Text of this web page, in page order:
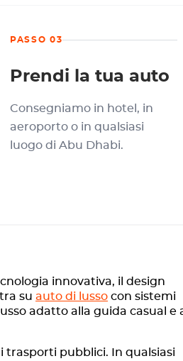
PASSO 03
Prendi la tua auto
Consegniamo in hotel, in
aeroporto o in qualsiasi
luogo di Abu Dhabi.
innovativa, il design
su auto di lusso con sistemi
adatto alla guida casual e
trasporti pubblici. In qualsiasi